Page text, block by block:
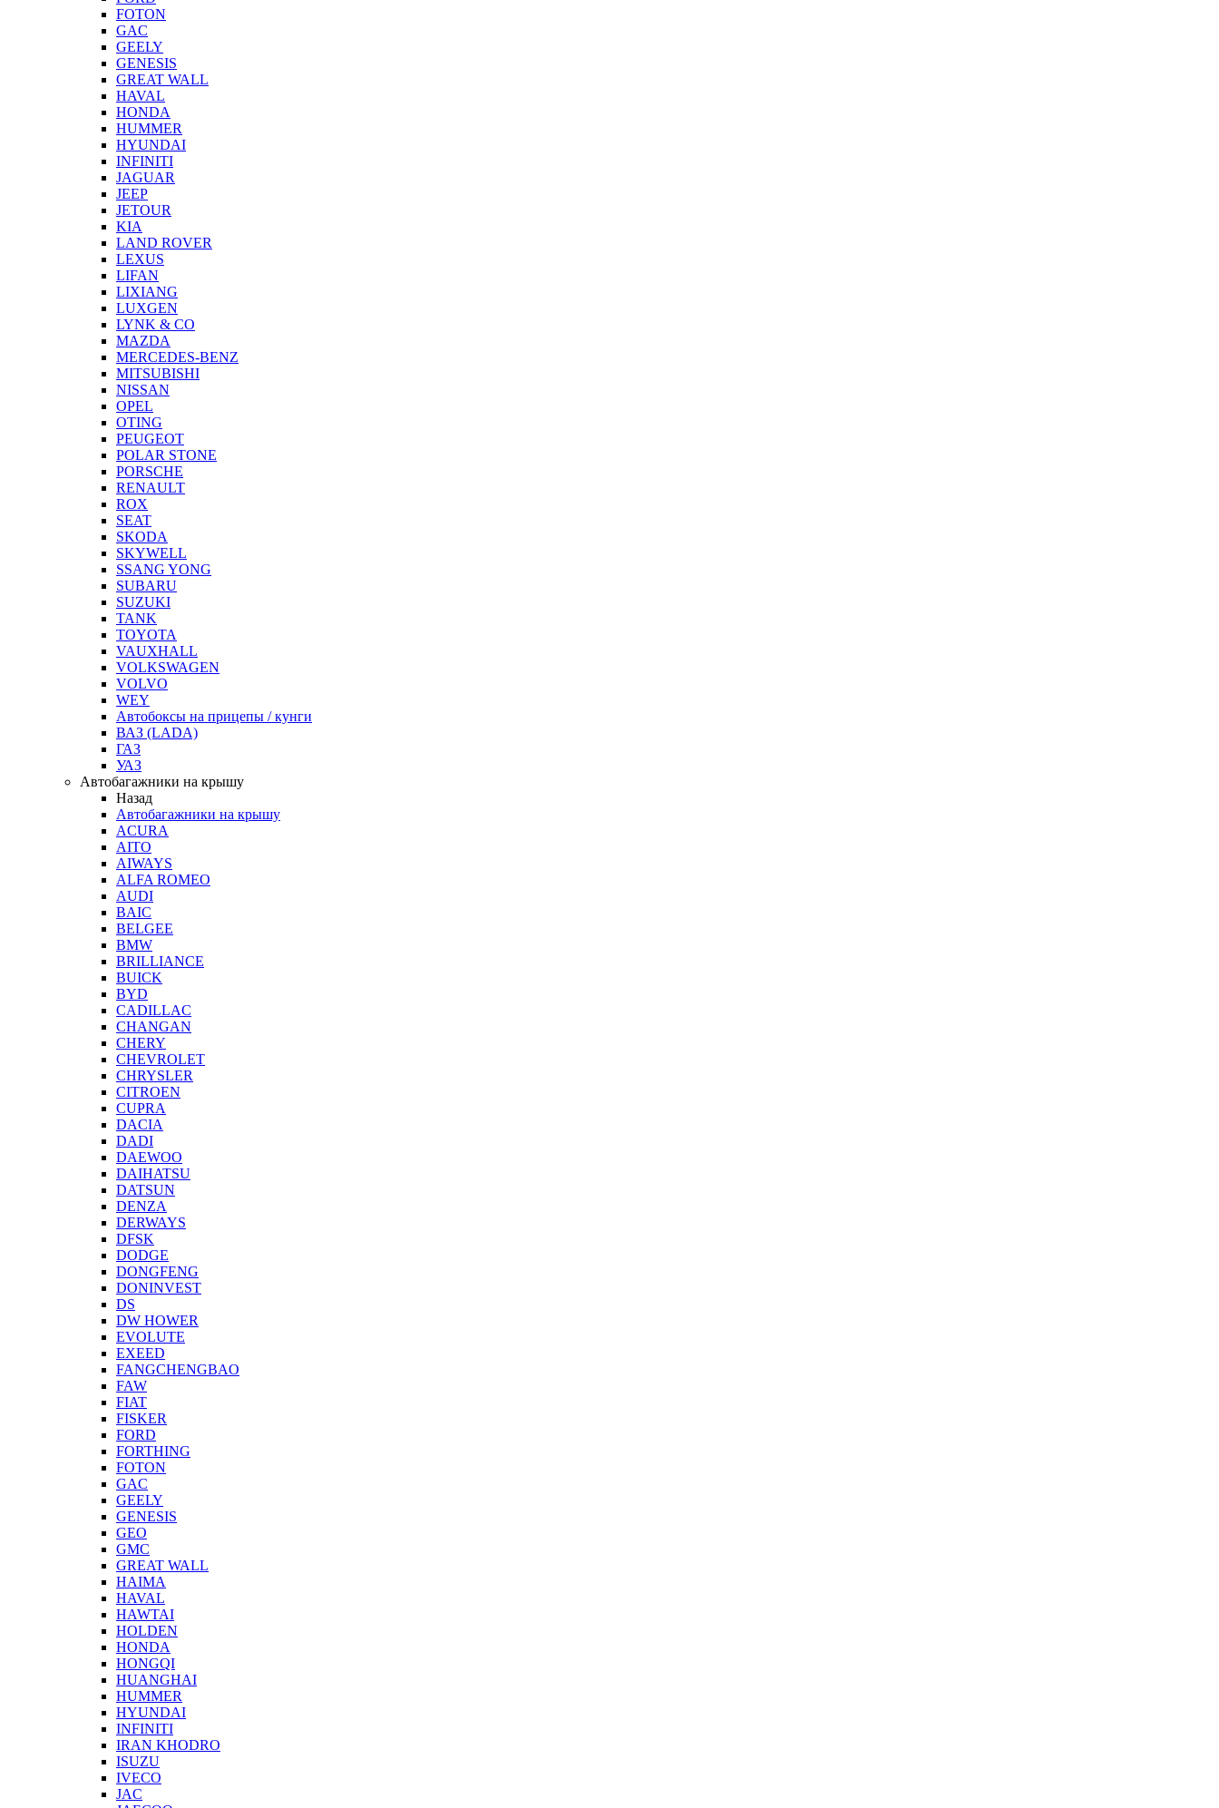
FOTON
GAC
GEELY
GENESIS
GREAT WALL
HAVAL
HONDA
HUMMER
HYUNDAI
INFINITI
JAGUAR
JEEP
JETOUR
KIA
LAND ROVER
LEXUS
LIFAN
LIXIANG
LUXGEN
LYNK & CO
MAZDA
MERCEDES-BENZ
MITSUBISHI
NISSAN
OPEL
OTING
PEUGEOT
POLAR STONE
PORSCHE
RENAULT
ROX
SEAT
SKODA
SKYWELL
SSANG YONG
SUBARU
SUZUKI
TANK
TOYOTA
VAUXHALL
VOLKSWAGEN
VOLVO
WEY
Автобоксы на прицепы / кунги
ВАЗ (LADA)
ГАЗ
УАЗ
Автобагажники на крышу
Назад
Автобагажники на крышу
ACURA
AITO
AIWAYS
ALFA ROMEO
AUDI
BAIC
BELGEE
BMW
BRILLIANCE
BUICK
BYD
CADILLAC
CHANGAN
CHERY
CHEVROLET
CHRYSLER
CITROEN
CUPRA
DACIA
DADI
DAEWOO
DAIHATSU
DATSUN
DENZA
DERWAYS
DFSK
DODGE
DONGFENG
DONINVEST
DS
DW HOWER
EVOLUTE
EXEED
FANGCHENGBAO
FAW
FIAT
FISKER
FORD
FORTHING
FOTON
GAC
GEELY
GENESIS
GEO
GMC
GREAT WALL
HAIMA
HAVAL
HAWTAI
HOLDEN
HONDA
HONGQI
HUANGHAI
HUMMER
HYUNDAI
INFINITI
IRAN KHODRO
ISUZU
IVECO
JAC